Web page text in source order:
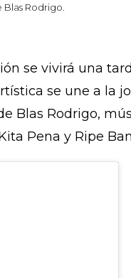
Rodrigo.
se vivirá una
se une a la
Blas Rodrigo,
Pena y Ripe